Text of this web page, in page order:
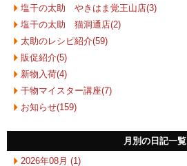
塩干の太助 やきはま覚王山店(3)
塩干の太助 猫洞通店(2)
太助のレシピ紹介(59)
販促紹介(5)
新物入荷(4)
干物マイスター講座(7)
お知らせ(159)
月別の日記一覧
2026年08月 (1)